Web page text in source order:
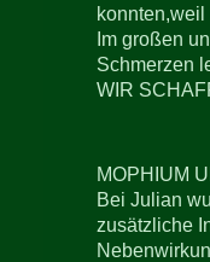
Im großen
Schmerzen
WIR
MOPHIUM
Bei Julian
zusätzliche